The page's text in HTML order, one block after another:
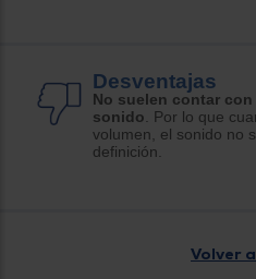
Desventajas
No suelen contar
sonido . Por lo que
volumen, el sonido no
definición.
Volver